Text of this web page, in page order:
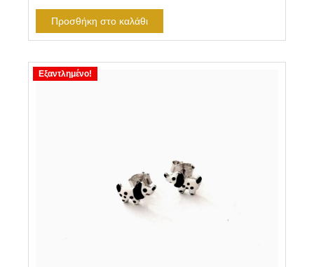
Προσθήκη στο καλάθι
Εξαντλημένο!